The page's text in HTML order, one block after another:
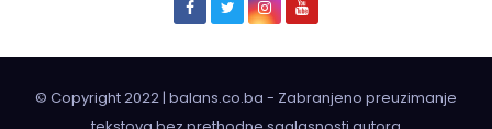
© Copyright 2022 | balans.co.ba - Zabranjeno preuzimanje